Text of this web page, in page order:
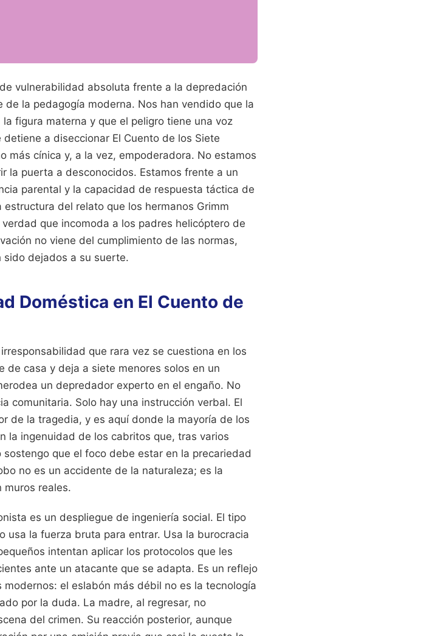
vulnerabilidad absoluta frente a la depredación
la pedagogía moderna. Nos han vendido que la
figura materna y que el peligro tiene una voz
a diseccionar El Cuento de los Siete
más cínica y, a la vez, empoderadora. No estamos
la puerta a desconocidos. Estamos frente a un
parental y la capacidad de respuesta táctica de
del relato que los hermanos Grimm
que incomoda a los padres helicóptero de
no viene del cumplimiento de las normas,
sido dejados a su suerte.
Doméstica en El Cuento de
que rara vez se cuestiona en los
de casa y deja a siete menores solos en un
un depredador experto en el engaño. No
comunitaria. Solo hay una instrucción verbal. El
de la tragedia, y es aquí donde la mayoría de los
la ingenuidad de los cabritos que, tras varios
que el foco debe estar en la precariedad
no es un accidente de la naturaleza; es la
muros reales.
es un despliegue de ingeniería social. El tipo
usa la fuerza bruta para entrar. Usa la burocracia
intentan aplicar los protocolos que les
ante un atacante que se adapta. Es un reflejo
el eslabón más débil no es la tecnología
por la duda. La madre, al regresar, no
del crimen. Su reacción posterior, aunque